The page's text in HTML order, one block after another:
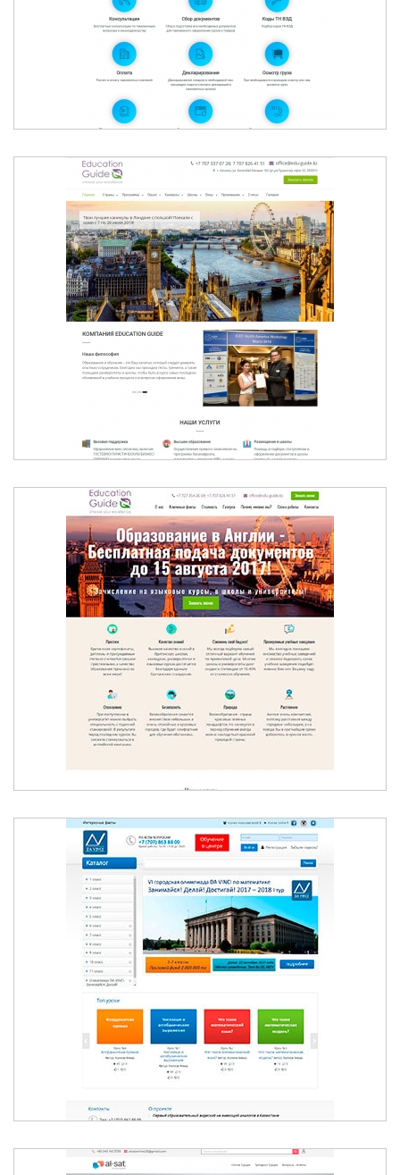
CENTER-LOGISTIC.KZ
ОБРАЗОВАНИЕ И ОБУЧЕНИЕ ЗА РУБЕЖОМ
ЛЕТНИЕ КАНИКУЛЫ В АНГЛИИ
БЕСПЛАТНЫЕ ВИДЕОУРОКИ ДЛЯ
ШКОЛЬНИКОВ